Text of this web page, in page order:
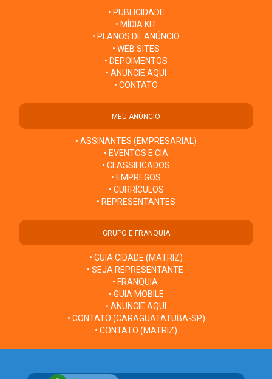
• PUBLICIDADE
• MÍDIA KIT
• PLANOS DE ANÚNCIO
• WEB SITES
• DEPOIMENTOS
• ANUNCIE AQUI
• CONTATO
MEU ANÚNCIO
• ASSINANTES (EMPRESARIAL)
• EVENTOS E CIA
• CLASSIFICADOS
• EMPREGOS
• CURRÍCULOS
• REPRESENTANTES
GRUPO E FRANQUIA
• GUIA CIDADE (MATRIZ)
• SEJA REPRESENTANTE
• FRANQUIA
• GUIA MOBILE
• ANUNCIE AQUI
• CONTATO (CARAGUATATUBA-SP)
• CONTATO (MATRIZ)